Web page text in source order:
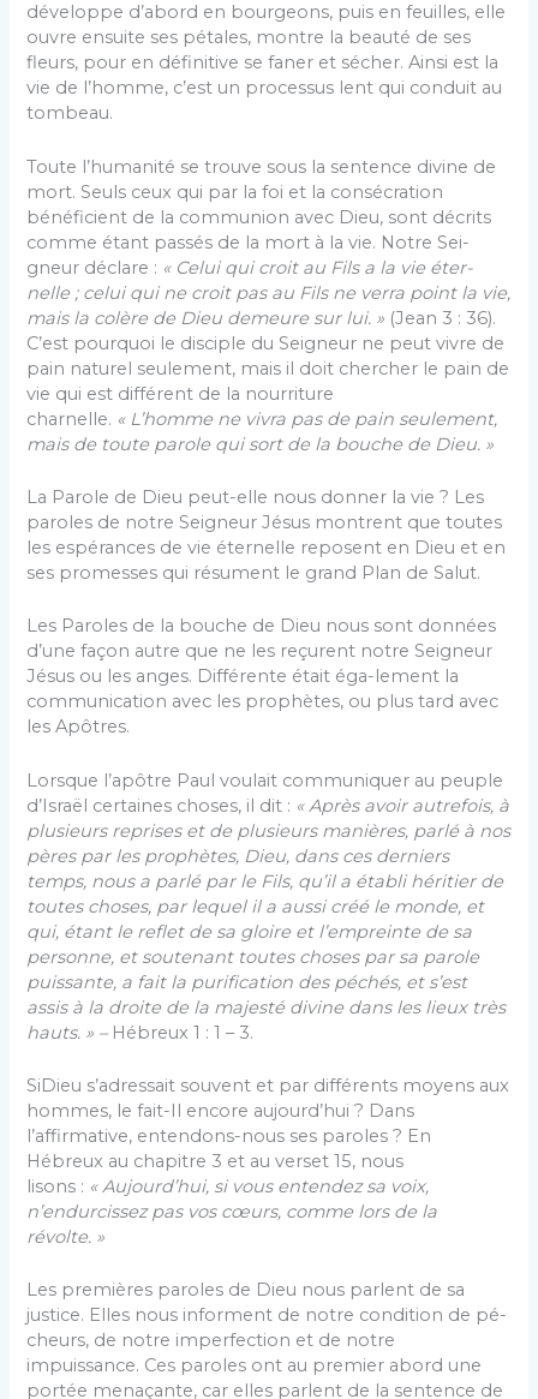
dé­veloppe d’abord en bourgeons, puis en feuilles, elle
ouvre ensuite ses pétales, montre la beauté de ses
fleurs, pour en définitive se faner et sécher. Ainsi est la
vie de l’homme, c’est un processus lent qui conduit au
tombeau.
Toute l’humanité se trouve sous la sentence divine de
mort. Seuls ceux qui par la foi et la consécration
bénéficient de la communion avec Dieu, sont décrits
comme étant passés de la mort à la vie. Notre Sei­
gneur déclare : « Celui qui croit au Fils a la vie éter­
nelle ; celui qui ne croit pas au Fils ne verra point la vie,
mais la colère de Dieu demeure sur lui. » (Jean 3 : 36).
C’est pourquoi le disciple du Seigneur ne peut vivre de
pain naturel seulement, mais il doit chercher le pain de
vie qui est différent de la nourriture
charnelle. « L’homme ne vivra pas de pain seulement,
mais de toute parole qui sort de la bouche de Dieu. »
La Parole de Dieu peut-elle nous donner la vie ? Les
paroles de notre Seigneur Jésus montrent que toutes
les espérances de vie éternelle reposent en Dieu et en
ses promesses qui résument le grand Plan de Salut.
Les Paroles de la bouche de Dieu nous sont données
d’une façon autre que ne les reçurent notre Seigneur
Jésus ou les anges. Différente était éga-lement la
communication avec les prophètes, ou plus tard avec
les Apôtres.
Lorsque l’apôtre Paul voulait communiquer au peuple
d’Israël certaines choses, il dit : « Après avoir autrefois, à
plusieurs reprises et de plusieurs manières, parlé à nos
pères par les prophètes, Dieu, dans ces derniers
temps, nous a parlé par le Fils, qu’il a établi héritier de
toutes choses, par lequel il a aussi créé le monde, et
qui, étant le reflet de sa gloire et l’empreinte de sa
personne, et soutenant toutes choses par sa pa­role
puissante, a fait la purification des péchés, et s’est
assis à la droite de la majesté divine dans les lieux très
hauts. » –Hébreux 1 : 1 – 3.
SiDieu s’adressait souvent et par différents moyens aux
hommes, le fait-Il encore aujourd’hui ? Dans
l’affirmative, entendons-nous ses paroles ? En
Hébreux au chapitre 3 et au verset 15, nous
lisons : « Aujourd’hui, si vous entendez sa voix,
n’endurcissez pas vos cœurs, comme lors de la
révolte. »
Les premières paroles de Dieu nous parlent de sa
justice. Elles nous informent de notre condition de pé­
cheurs, de notre imperfection et de notre
impuissance. Ces paroles ont au premier abord une
portée mena­çante, car elles parlent de la sentence de